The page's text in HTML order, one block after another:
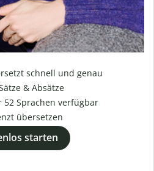
schnell und genau
& Absätze
52 Sprachen verfügbar
übersetzen
starten